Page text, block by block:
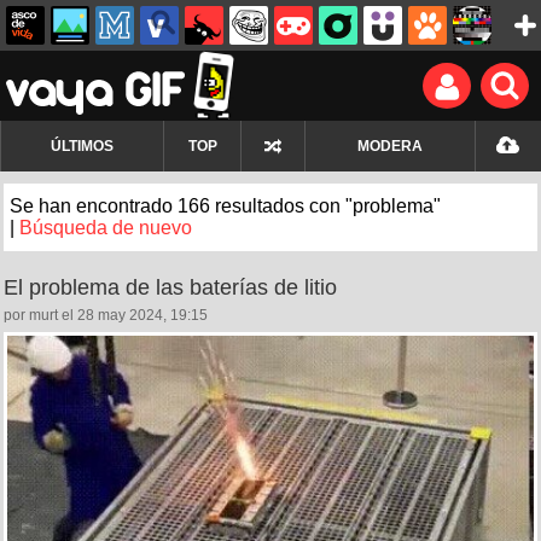
ÚLTIMOS TOP MODERA
Se han encontrado 166 resultados con "problema"
Búsqueda de nuevo
El problema de las baterías de litio
por murt el 28 may 2024, 19:15